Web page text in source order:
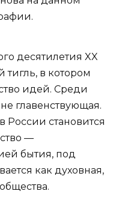
десятилетия XX
в котором
идей. Среди
главенствующая.
России становится
—
бытия, под
как духовная,